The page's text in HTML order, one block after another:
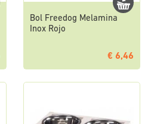
Bol Freedog Melamina
Inox Rojo
€ 6,46